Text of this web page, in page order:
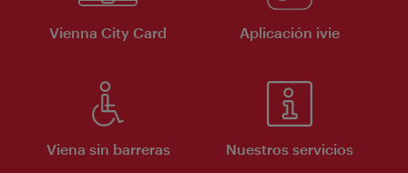
Vienna City Card Aplicación ivie
Viena sin barreras Nuestros servicios